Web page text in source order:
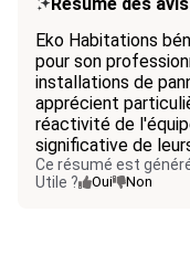
Eko Habitations
pour son
installations de
apprécient
réactivité de
significative de
Ce résumé est
Utile ?
Oui Non